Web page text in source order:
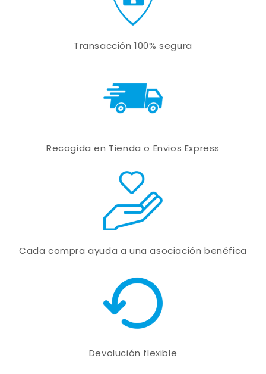
Transacción 100% segura
Recogida en Tienda o Envios Express
Cada compra ayuda a una asociación benéfica
Devolución flexible